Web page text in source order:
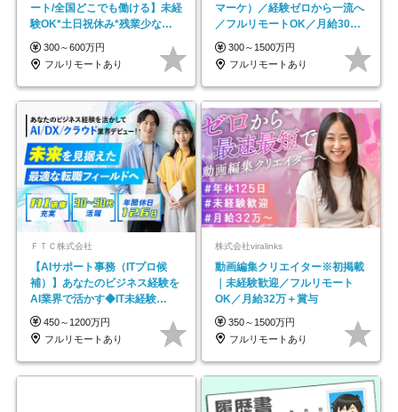
ート/全国どこでも働ける】未経
験OK*土日祝休み*残業少なめ*
在宅勤務手当あり
300～600万円
フルリモートあり
マーケ）／経験ゼロから一流へ
／フルリモートOK／月給30万
円～／年休130日以上
300～1500万円
フルリモートあり
ＦＴＣ株式会社
【AIサポート事務（ITプロ候
補）】あなたのビジネス経験を
AI業界で活かす◆IT未経験
OK◆目指せるコンサル
450～1200万円
フルリモートあり
株式会社viralinks
動画編集クリエイター※初掲載
｜未経験歓迎／フルリモート
OK／月給32万＋賞与
350～1500万円
フルリモートあり